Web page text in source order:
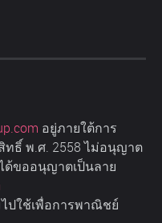
อยู่ภายใต้การ
ธิ์ พ.ศ. 2558 ไม่อนุญาต
ด้ขออนุญาตเป็นลาย
ปใช้เพื่อการพาณิชย์